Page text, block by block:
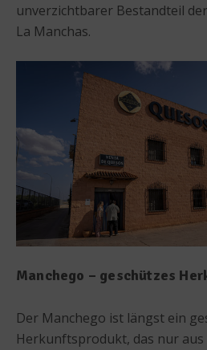
unverzichtbarer Bestandteil
La Manchas.
Manchego – geschützes
Der Manchego ist längst ein
Herkunftsprodukt, das nur aus